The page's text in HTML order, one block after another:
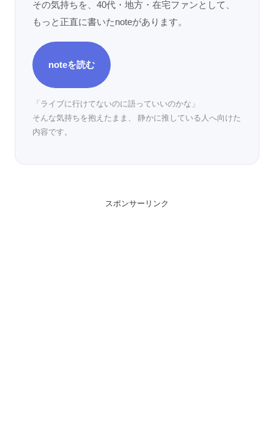
その気持ちを、40代・地方・在宅ファンとして、
もっと正直に書いたnoteがあります。
noteを読む
「ライブに行けてないのに語っていいのかな」
そんな気持ちを抱えたまま、 静かに推している人へ向けた
内容です。
スポンサーリンク